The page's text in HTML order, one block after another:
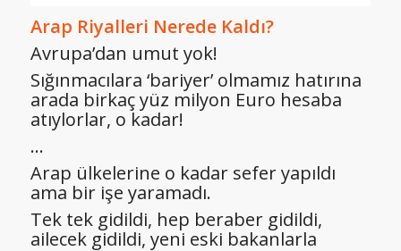
Arap Riyalleri Nerede Kaldı?
Avrupa’dan umut yok!
Sığınmacılara ‘bariyer’ olmamız hatırına
arada birkaç yüz milyon Euro hesaba
atıylorlar, o kadar!
…
Arap ülkelerine o kadar sefer yapıldı
ama bir işe yaramadı.
Tek tek gidildi, hep beraber gidildi,
ailecek gidildi, yeni eski bakanlarla